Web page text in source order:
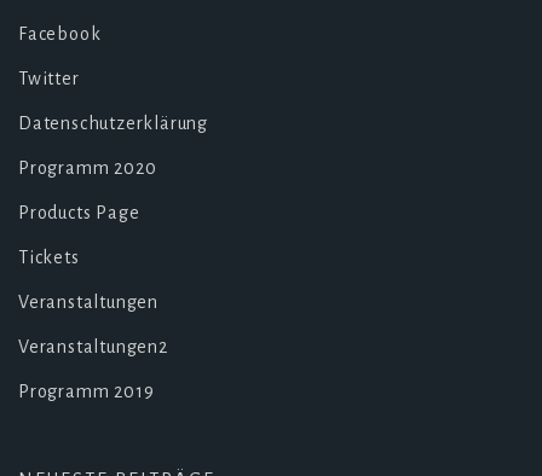
Facebook
Twitter
Datenschutzerklärung
Programm 2020
Products Page
Tickets
Veranstaltungen
Veranstaltungen2
Programm 2019